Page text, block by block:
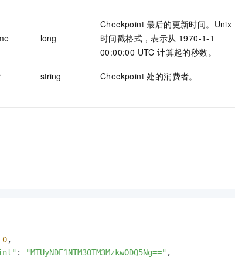
long
Checkpoint 最后的更新时间。Unix
时间戳格式，表示从 1970-1-1
00:00:00 UTC 计算起的秒数。
string Checkpoint 处的消费者。
0,
: "MTUyNDE1NTM3OTM3MzkwODQ5Ng==" ,